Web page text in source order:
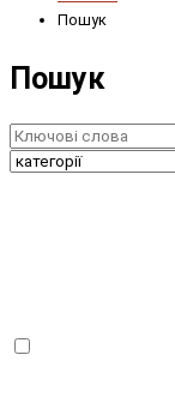
Пошук
Пошук